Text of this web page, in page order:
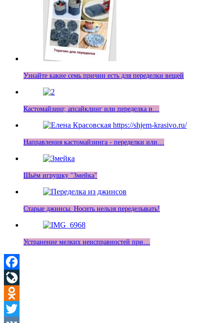
Узнайте какие семь причин есть для переделки вещей
Кастомайзинг, апсайклинг или переделка и…
Направления кастомайзинга - переделки или…
Шьём игрушку "Змейка"
Старые джинсы. Носить нельзя переделывать!
Устранение мелких неисправностей при…
Facebook
LiveJournal
Odnoklassniki